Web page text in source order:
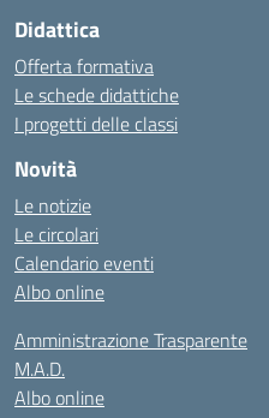
Didattica
Offerta formativa
Le schede didattiche
I progetti delle classi
Novità
Le notizie
Le circolari
Calendario eventi
Albo online
Amministrazione Trasparente
M.A.D.
Albo online